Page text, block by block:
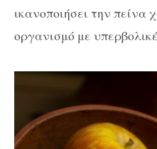
ικανοποιήσει την πείνα
οργανισμό με